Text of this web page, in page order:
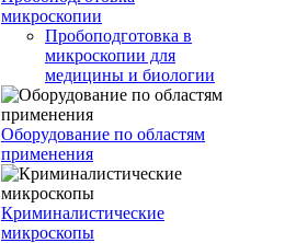
микроскопии
Пробоподготовка в
микроскопии для
медицины и биологии
Оборудование по областям
применения
Криминалистические
микроскопы